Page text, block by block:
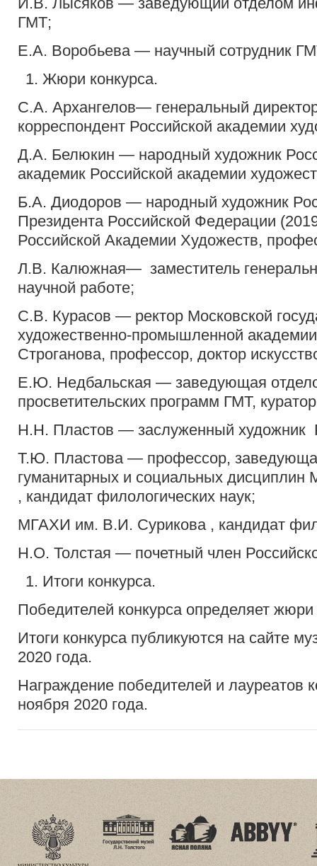
ГМТ;
Е.А. Воробьева — научный сотрудник
Жюри конкурса.
С.А. Архангелов— генеральный
корреспондент Российской академии
Д.А. Белюкин — народный художник
академик Российской академии
Б.А. Диодоров — народный художник
Президента Российской Федерации
Российской Академии Художеств,
Л.В. Калюжная— заместитель
научной работе;
С.В. Курасов — ректор Московской
художественно-промышленной
Строганова, профессор, доктор
Е.Ю. Недбальская — заведующая
просветительских программ ГМТ,
Н.Н. Пластов — заслуженный художник
Т.Ю. Пластова — профессор,
гуманитарных и социальных
, кандидат филологических наук;
МГАХИ им. В.И. Сурикова , кандидат
Н.О. Толстая — почетный член
Итоги конкурса.
Победителей конкурса определяет
Итоги конкурса публикуются на сайте
2020 года.
Награждение победителей и лауреатов
ноября 2020 года.